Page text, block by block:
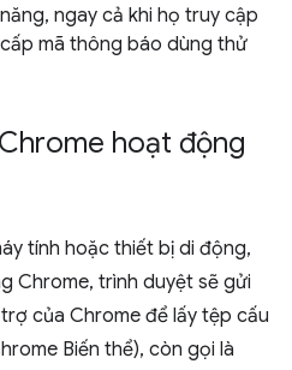
ngay cả khi họ truy cập
mã thông báo dùng thử
hoạt động
tính hoặc thiết bị di động,
Chrome, trình duyệt sẽ gửi
của Chrome để lấy tệp cấu
Biến thể), còn gọi là